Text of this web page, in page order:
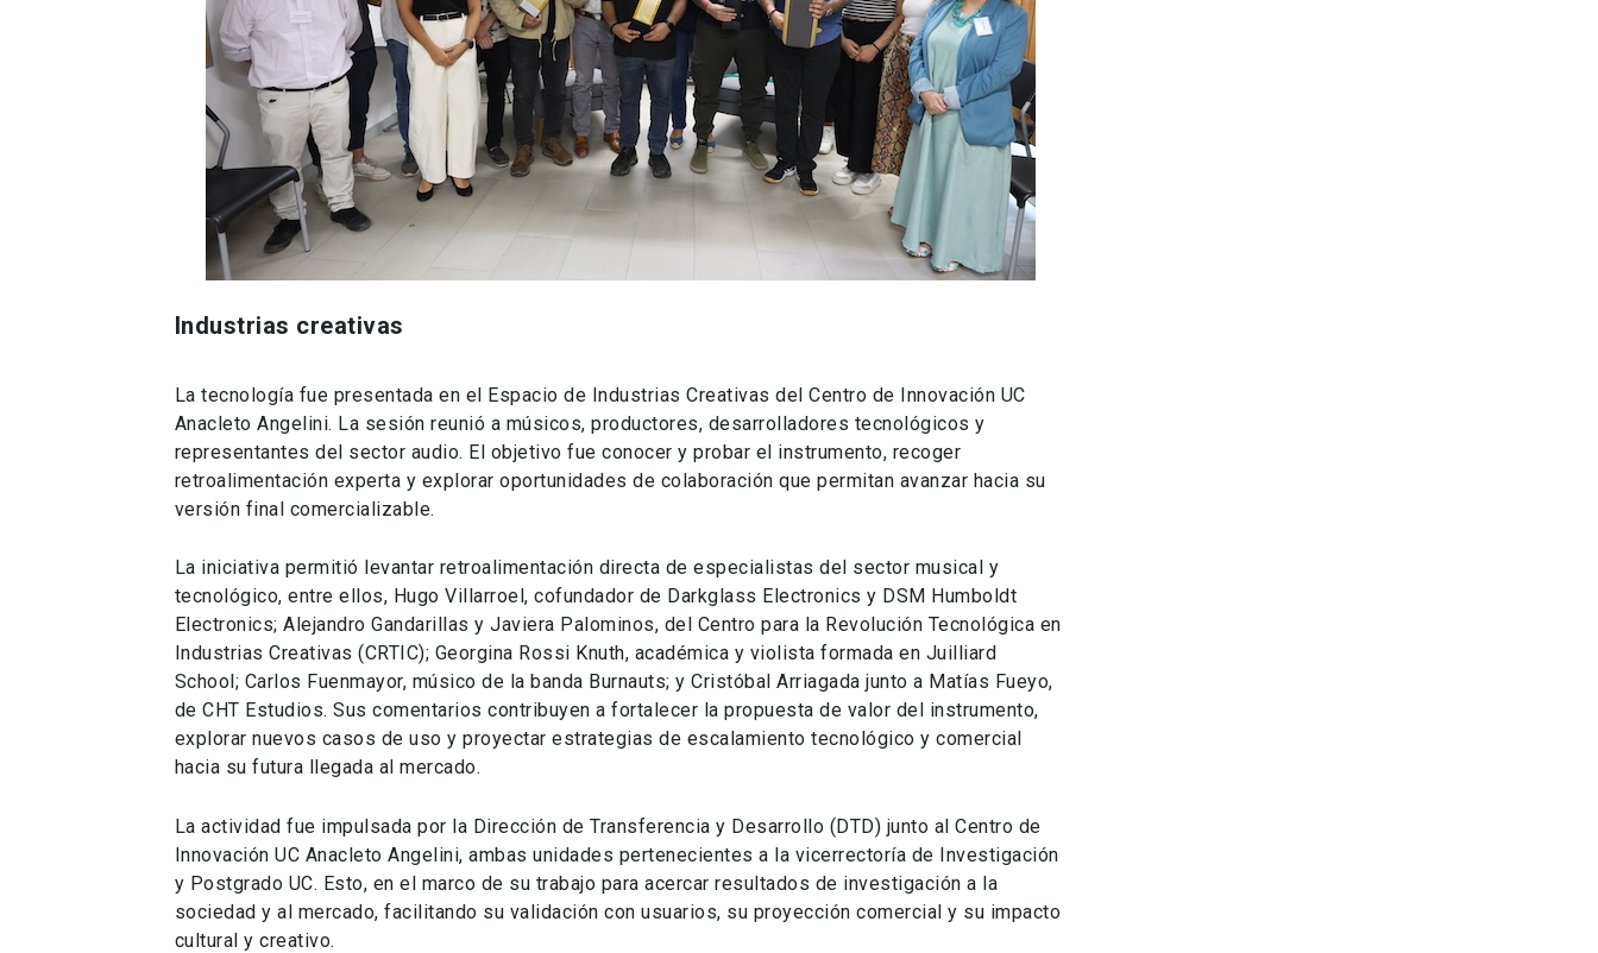
Industrias creativas
La tecnología fue presentada en el Espacio de Industrias Creativas del Centro de Innovación UC
Anacleto Angelini. La sesión reunió a músicos, productores, desarrolladores tecnológicos y
representantes del sector audio. El objetivo fue conocer y probar el instrumento, recoger
retroalimentación experta y explorar oportunidades de colaboración que permitan avanzar hacia su
versión final comercializable.
La iniciativa permitió levantar retroalimentación directa de especialistas del sector musical y
tecnológico, entre ellos, Hugo Villarroel, cofundador de Darkglass Electronics y DSM Humboldt
Electronics; Alejandro Gandarillas y Javiera Palominos, del Centro para la Revolución Tecnológica en
Industrias Creativas (CRTIC); Georgina Rossi Knuth, académica y violista formada en Juilliard
School; Carlos Fuenmayor, músico de la banda Burnauts; y Cristóbal Arriagada junto a Matías Fueyo,
de CHT Estudios. Sus comentarios contribuyen a fortalecer la propuesta de valor del instrumento,
explorar nuevos casos de uso y proyectar estrategias de escalamiento tecnológico y comercial
hacia su futura llegada al mercado.
La actividad fue impulsada por la Dirección de Transferencia y Desarrollo (DTD) junto al Centro de
Innovación UC Anacleto Angelini, ambas unidades pertenecientes a la vicerrectoría de Investigación
y Postgrado UC. Esto, en el marco de su trabajo para acercar resultados de investigación a la
sociedad y al mercado, facilitando su validación con usuarios, su proyección comercial y su impacto
cultural y creativo.